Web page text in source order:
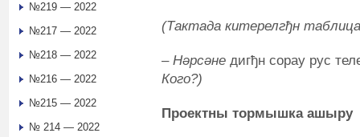
(Тактада китерелгђн
– Нәрсәне дигђн сорау рус
Кого?)
Проектны тормышка ашыру
№219 — 2022
№217 — 2022
№218 — 2022
№216 — 2022
№215 — 2022
№ 214 — 2022